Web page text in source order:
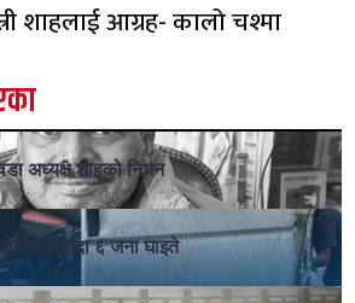
शाहलाई आग्रह- कालो चश्मा
अध्यक्ष शाहको निधन
पल्टिँदा ६ जना घाइते